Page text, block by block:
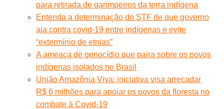
para retirada de garimpeiros da terra indígena
Entenda a determinação do STF de que governo
aja contra covid-19 entre indígenas e evite
“extermínio de etnias”
A ameaça de genocídio que paira sobre os povos
indígenas isolados no Brasil
União Amazônia Viva: iniciativa visa arrecadar
R$ 6 milhões para apoiar os povos da floresta no
combate à Covid-19